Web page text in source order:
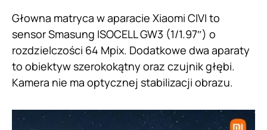
Głowna matryca w aparacie Xiaomi CIVI to
sensor Smasung ISOCELL GW3 (1/1.97″) o
rozdzielczości 64 Mpix. Dodatkowe dwa aparaty
to obiektyw szerokokątny oraz czujnik głębi.
Kamera nie ma optycznej stabilizacji obrazu.